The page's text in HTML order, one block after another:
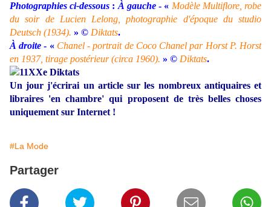
Photographies ci-dessous : À gauche- « Modèle Multiflore, robe
du soir de Lucien Lelong, photographie d'époque du studio
Deutsch (1934). » © Diktats.
À droite - « Chanel - portrait de Coco Chanel par Horst P. Horst
en 1937, tirage postérieur (circa 1960). » © Diktats.
Un jour j'écrirai un article sur les nombreux antiquaires et
libraires 'en chambre' qui proposent de très belles choses
uniquement sur Internet !
#La Mode
Partager